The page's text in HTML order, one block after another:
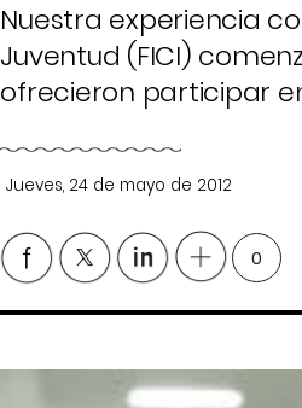
Nuestra experiencia
Juventud (FICI)
ofrecieron participar
Jueves, 24 de mayo de 2012
0